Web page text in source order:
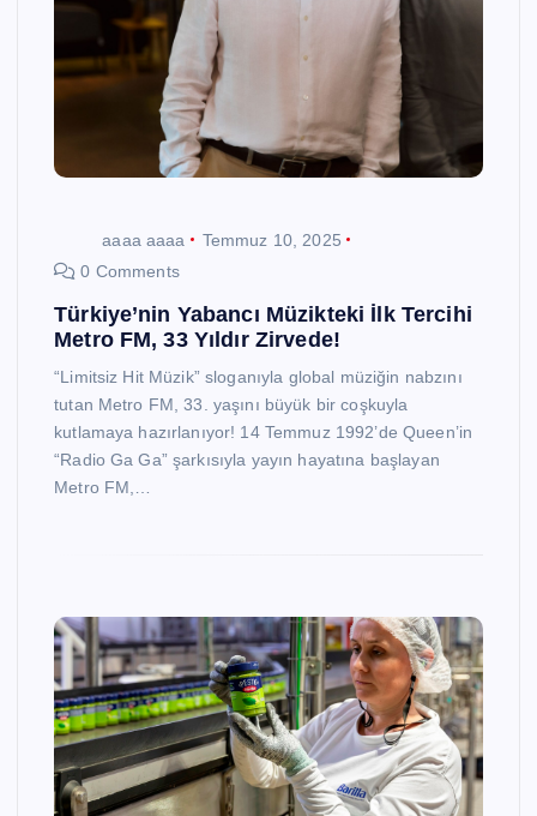
aaaa aaaa
Temmuz 10, 2025
0 Comments
Türkiye’nin Yabancı Müzikteki İlk Tercihi
Metro FM, 33 Yıldır Zirvede!
“Limitsiz Hit Müzik” sloganıyla global müziğin nabzını
tutan Metro FM, 33. yaşını büyük bir coşkuyla
kutlamaya hazırlanıyor! 14 Temmuz 1992’de Queen’in
“Radio Ga Ga” şarkısıyla yayın hayatına başlayan
Metro FM,…